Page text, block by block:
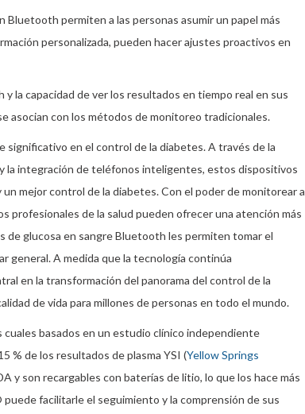
permiten a las personas asumir un papel más
personalizada, pueden hacer ajustes proactivos en
la capacidad de ver los resultados en tiempo real en sus
asocian con los métodos de monitoreo tradicionales.
en el control de la diabetes. A través de la
la integración de teléfonos inteligentes, estos dispositivos
mejor control de la diabetes. Con el poder de monitorear a
profesionales de la salud pueden ofrecer una atención más
de glucosa en sangre Bluetooth les permiten tomar el
general. A medida que la tecnología continúa
en la transformación del panorama del control de la
de vida para millones de personas en todo el mundo.
basados en un estudio clínico independiente
% de los resultados de plasma YSI (Yellow Springs
y son recargables con baterías de litio, lo que los hace más
facilitarle el seguimiento y la comprensión de sus